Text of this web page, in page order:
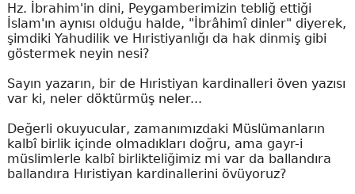
Hz. İbrahim'in dini, Peygamberimizin tebliğ ettiği
İslam'ın aynısı olduğu halde, "İbrâhimî dinler" diyerek,
şimdiki Yahudilik ve Hıristiyanlığı da hak dinmiş gibi
göstermek neyin nesi?
Sayın yazarın, bir de Hıristiyan kardinalleri öven yazısı
var ki, neler döktürmüş neler...
Değerli okuyucular, zamanımızdaki Müslümanların
kalbî birlik içinde olmadıkları doğru, ama gayr-i
müslimlerle kalbî birlikteliğimiz mi var da ballandıra
ballandıra Hıristiyan kardinallerini övüyoruz?